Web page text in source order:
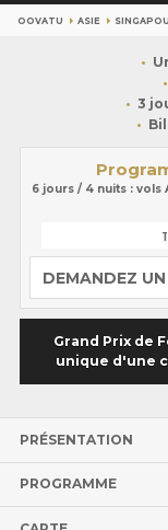
OOVATU ASIE
3
6 jours / 4 nuits : vols
DEMANDEZ
Grand Prix de
unique d'une
PRÉSENTATION
PROGRAMME